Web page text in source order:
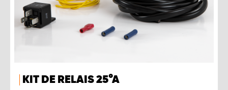
KIT DE RELAIS 25 ° A